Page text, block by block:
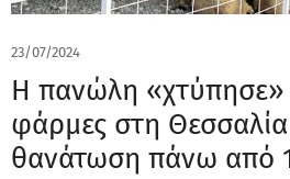
23/07/2024
Η πανώλη «χτύπησε»
φάρμες στη
θανάτωση πάνω από